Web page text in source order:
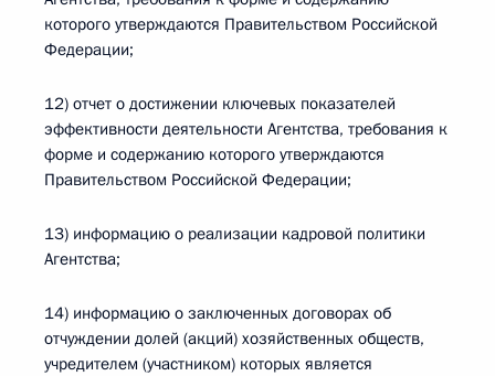
которого утверждаются Правительством Российской
Федерации;
12) отчет о достижении ключевых показателей
эффективности деятельности Агентства, требования к
форме и содержанию которого утверждаются
Правительством Российской Федерации;
13) информацию о реализации кадровой политики
Агентства;
14) информацию о заключенных договорах об
отчуждении долей (акций) хозяйственных обществ,
учредителем (участником) которых является